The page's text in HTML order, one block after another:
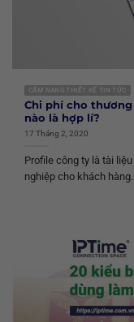
CẨM NANG THIẾT KẾ TIN TỨC
Chi phí cho
nào là hợp lí?
17 Tháng 2, 2020
Profile công ty là tài
nghiệp cho khách